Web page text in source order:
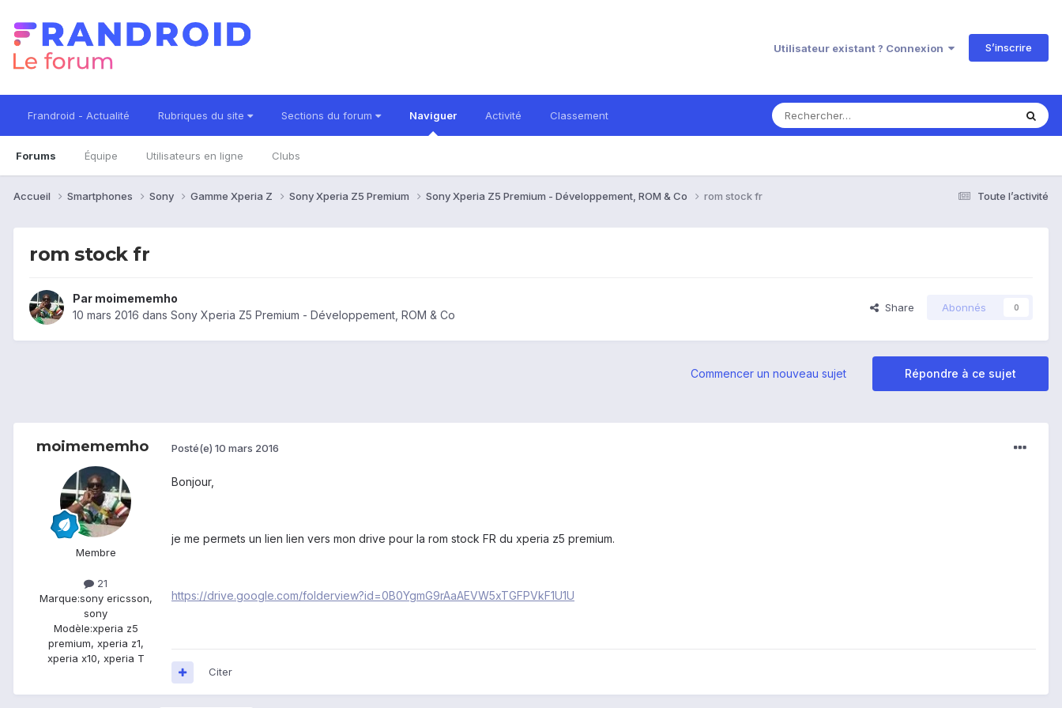
Utilisateur existant ? Connexion S’inscrire
Frandroid - Actualité Rubriques du site Sections du forum Naviguer
Forums Équipe Utilisateurs en ligne Clubs
Activité Classement
Toute l’activité
Accueil Smartphones Sony Gamme Xperia Z Sony Xperia Z5 Premium Sony Xperia Z5 Premium - Développement, ROM & Co rom stock fr
rom stock fr
Par moimememho
10 mars 2016 dans Sony Xperia Z5 Premium - Développement, ROM & Co
Share Abonnés 0
Répondre à ce sujet
Commencer un nouveau sujet
moimememho
Membre
21
Marque:sony ericsson,
sony
Modèle:xperia z5
premium, xperia z1,
xperia x10, xperia T
Posté(e) 10 mars 2016
Bonjour,
je me permets un lien lien vers mon drive pour la rom stock FR du xperia z5 premium.
https://drive.google.com/folderview?id=0B0YgmG9rAaAEVW5xTGFPVkF1U1U
Citer